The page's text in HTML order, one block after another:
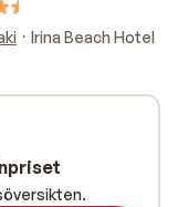
Irina Beach Hotel